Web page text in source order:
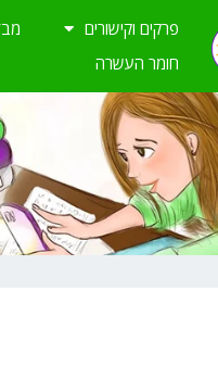
פרקים וקישורים
חומר העשרה